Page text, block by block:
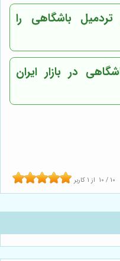
باشگاهی را
در بازار ایران
10 / 10 از 1 کاربر